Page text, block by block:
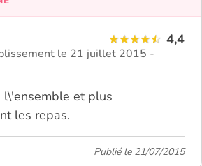
4,4
le 21 juillet 2015 -
l\'ensemble et plus
les repas.
Publié le 21/07/2015